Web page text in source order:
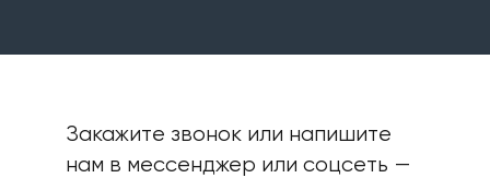
Закажите звонок или напишите
нам в мессенджер или соцсеть —